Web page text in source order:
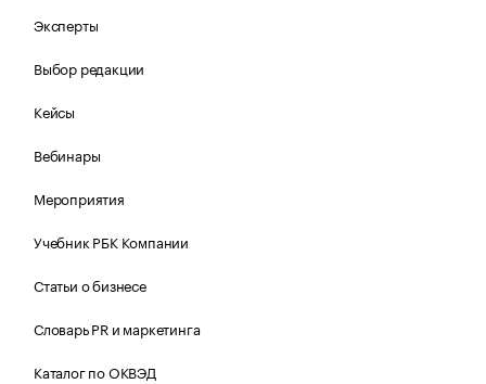
Эксперты
Выбор редакции
Кейсы
Вебинары
Мероприятия
Учебник РБК Компании
Статьи о бизнесе
Словарь PR и маркетинга
Каталог по ОКВЭД